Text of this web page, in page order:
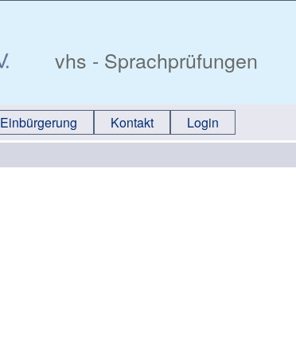
vhs - Sprachprüfungen
Einbürgerung Kontakt Login